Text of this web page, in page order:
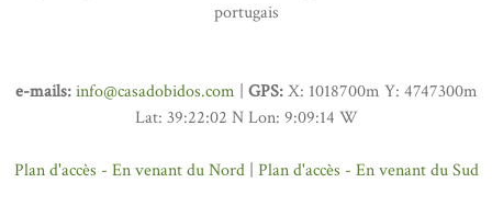
portugais
e-mails: info@casadobidos.com GPS:X: 1018700m Y: 4747300m
Lat: 39:22:02 N Lon: 9:09:14 W
Plan d'accès - En venant du Nord| Plan d'accès - En venant du Sud